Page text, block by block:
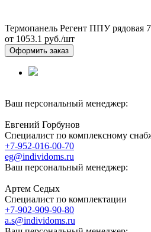
Термопанель Регент ППУ рядовая
от 1053.1 руб./шт
Оформить заказ
Ваш персональный менеджер:
Евгений Горбунов
Специалист по комплексному
+7-952-016-00-70
eg@individoms.ru
Ваш персональный менеджер:
Артем Седых
Специалист по комплектации
+7-902-909-90-80
a.s@individoms.ru